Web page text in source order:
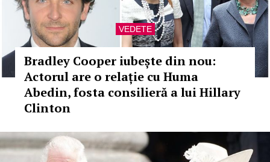
VEDETE
Bradley Cooper iubește din nou:
Actorul are o relație cu Huma
Abedin, fosta consilieră a lui Hillary
Clinton